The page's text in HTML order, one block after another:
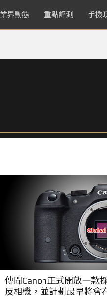
業界動態 重點評測 手機
傳聞Canon正式開放一款
反相機，並計劃最早將會